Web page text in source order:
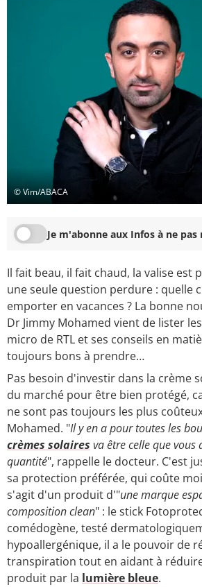
© Vim/ABACA
Je m'abonne aux Infos à ne pas
Il fait beau, il fait chaud, la valise est
une seule question perdure : quelle
emporter en vacances ? La bonne
Dr Jimmy Mohamed vient de lister
micro de RTL et ses conseils en
toujours bons à prendre…
Pas besoin d'investir dans la crème
du marché pour être bien protégé,
ne sont pas toujours les plus
Mohamed. "Il y en a pour toutes les
crèmes solaires va être celle que
quantité", rappelle le docteur. C'est
sa protection préférée, qui coûte
s'agit d'un produit d'"une marque
composition clean" : le stick
comédogène, testé
hypoallergénique, il a le pouvoir de
transpiration tout en aidant à
produit par la lumière bleue.